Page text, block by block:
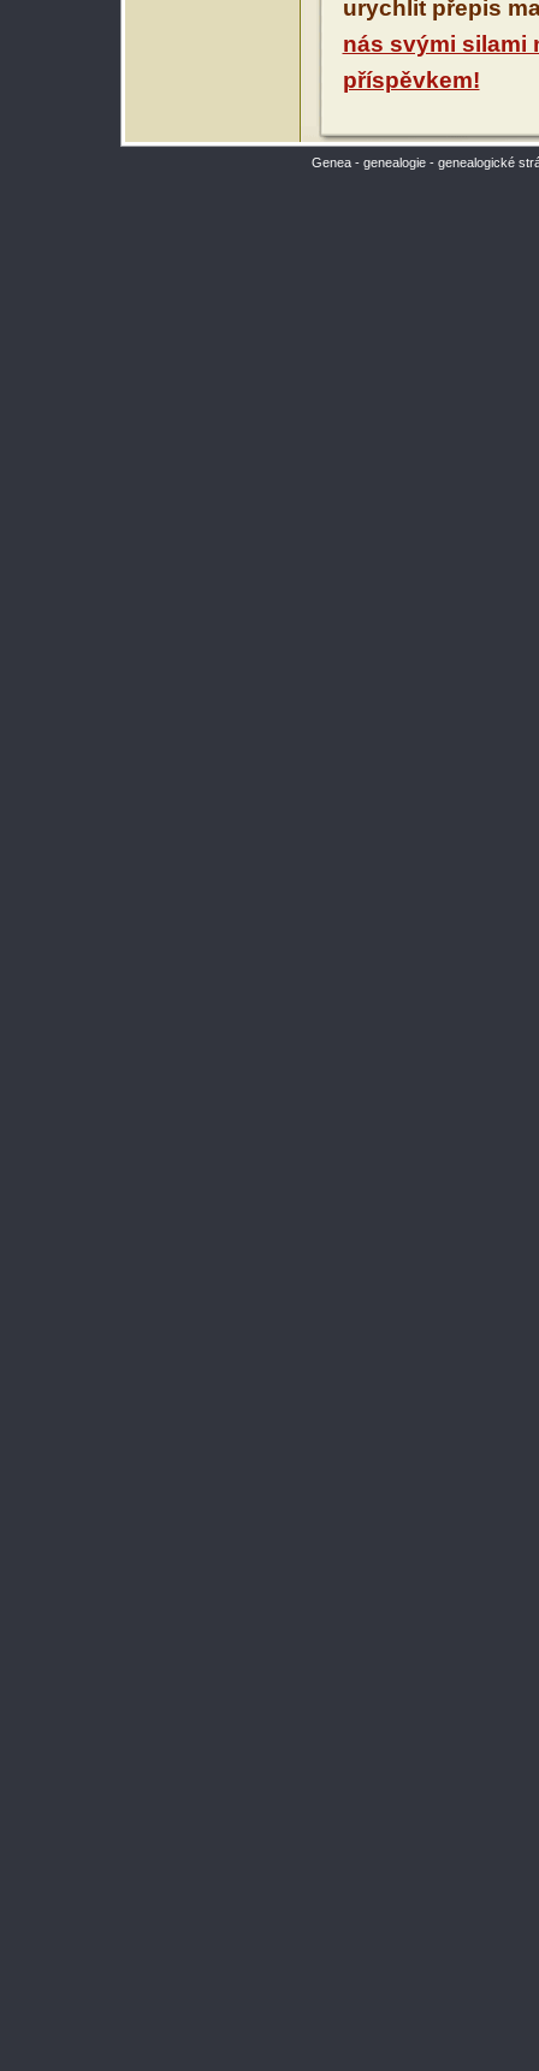
urychlit přepis
nás svými silami
příspěvkem!
Genea - genealogie - genealogické